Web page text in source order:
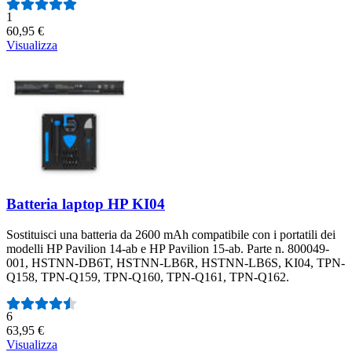
Numero di recensioni:
1
60,95 €
Visualizza
Batteria laptop HP KI04
Sostituisci una batteria da 2600 mAh compatibile con i portatili dei
modelli HP Pavilion 14-ab e HP Pavilion 15-ab. Parte n. 800049-
001, HSTNN-DB6T, HSTNN-LB6R, HSTNN-LB6S, KI04, TPN-
Q158, TPN-Q159, TPN-Q160, TPN-Q161, TPN-Q162.
Numero di recensioni:
6
63,95 €
Visualizza